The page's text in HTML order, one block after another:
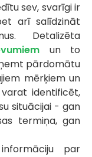
sev, svarīgi ir
arī salīdzināt
Detalizēta
un to
pārdomātu
mērķiem un
varat identificēt,
situācijai - gan
termiņa, gan
par